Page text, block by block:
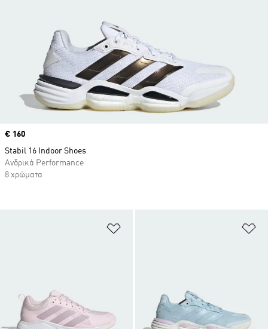
Προσθήκη στη Λίστα Επιθυμιών
Price
€ 160
Stabil 16 Indoor Shoes
Ανδρικά Performance
8 χρώματα